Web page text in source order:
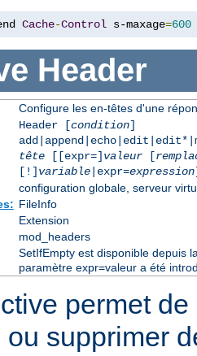
Cache-Control s-maxage=600
Header
Configure les en-têtes d'une
Header [condition]
tête[[expr=] valeur[
[!] variable|expr=expression
configuration globale, serveur
FileInfo
Extension
mod_headers
SetIfEmpty est disponible depuis
paramètre expr=valeur a été
permet de
ou supprimer